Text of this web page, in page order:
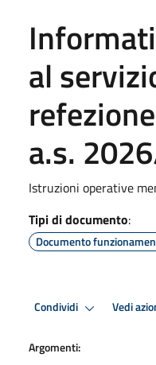
al
a.s.
Istruzioni operative
Tipi di documento:
Documento
Condividi Vedi
Argomenti: